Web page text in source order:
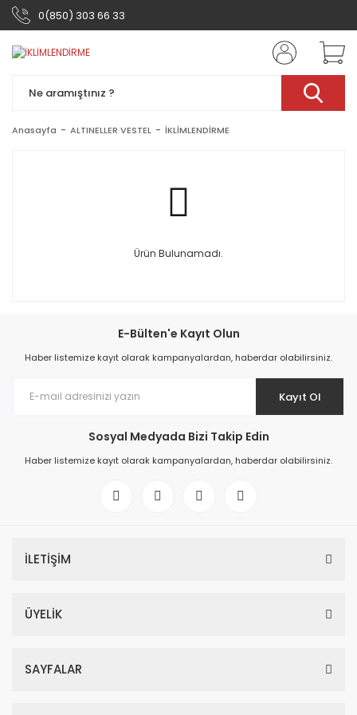
0(850) 303 66 33
Anasayfa ALTINELLER VESTEL İKLİMLENDİRME
Ürün Bulunamadı.
E-Bülten'e Kayıt Olun
Haber listemize kayıt olarak kampanyalardan, haberdar olabilirsiniz.
Kayıt Ol
Sosyal Medyada Bizi Takip Edin
Haber listemize kayıt olarak kampanyalardan, haberdar olabilirsiniz.
İLETİŞİM
ÜYELİK
SAYFALAR